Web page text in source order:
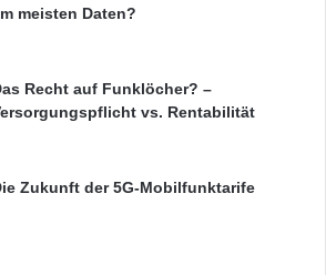
meisten Daten?
Recht auf Funklöcher? –
vs. Rentabilität
Zukunft der 5G-Mobilfunktarife